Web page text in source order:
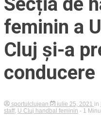
feminin a
Cluj și-a
conducere
sportulclujean iulie 25, 2021 in
staff U Cluj handbal feminin - 1